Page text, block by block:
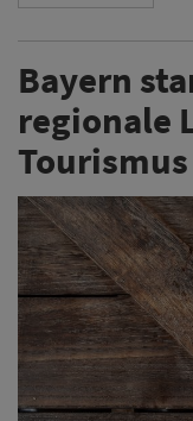
Bayern
regionale
Tourismus